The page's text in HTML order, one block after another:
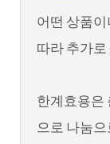
어떤 상품
따라 추가
한계효용은
으로 나눔